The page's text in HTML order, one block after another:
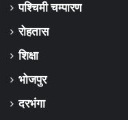
पश्चिमी चम्पारण
रोहतास
शिक्षा
भोजपुर
दरभंगा